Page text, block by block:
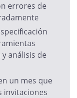
errores de
análisis de
un mes que
invitaciones